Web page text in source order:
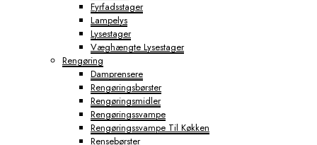
Fyrfadsstager
Lampelys
Lysestager
Væghængte Lysestager
Rengøring
Damprensere
Rengøringsbørster
Rengøringsmidler
Rengøringssvampe
Rengøringssvampe Til Køkken
Rensebørster